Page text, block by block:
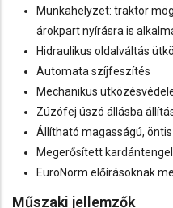
Munkahelyzet: traktor
árokpart nyírásra is
Hidraulikus oldalváltás
Automata szíjfeszítés
Mechanikus
Zúzófej úszó állásba
Állítható magasságú,
Megerősített
EuroNorm előírásoknak
Műszaki jellemzők